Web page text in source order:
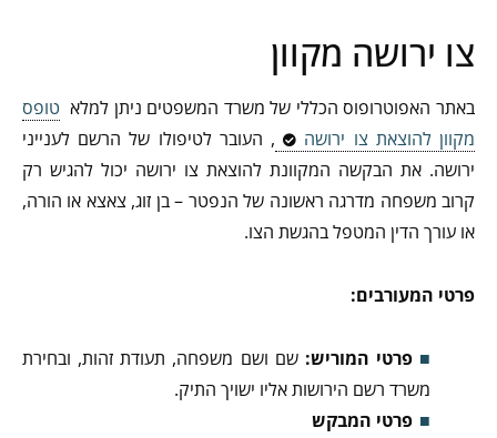
צו ירושה מקוון
באתר האפוטרופוס הכללי של משרד המשפטים ניתן למלא טופס
מקוון להוצאת צו ירושה
, העובר לטיפולו של הרשם לענייני
ירושה. את הבקשה המקוונת להוצאת צו ירושה יכול להגיש רק
קרוב משפחה מדרגה ראשונה של הנפטר – בן זוג, צאצא או הורה,
או עורך הדין המטפל בהגשת הצו.
פרטי המעורבים:
פרטי המוריש: שם ושם משפחה, תעודת זהות, ובחירת
משרד רשם הירושות אליו ישויך התיק.
פרטי המבקש